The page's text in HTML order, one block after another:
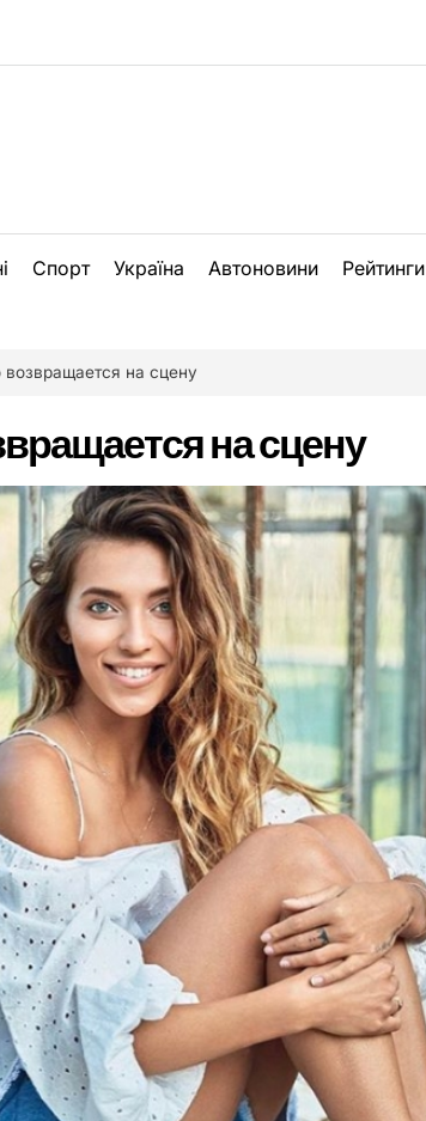
Спорт Україна Автоновини Рейтинги
возвращается на сцену
на сцену